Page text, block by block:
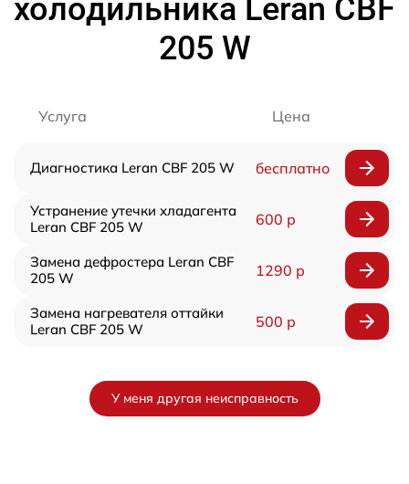
холодильника Leran CBF
205 W
Услуга Цена
Диагностика Leran CBF 205 W бесплатно
Устранение утечки хладагента
Leran CBF 205 W
600 р
Замена дефростера Leran CBF
205 W
1290 р
Замена нагревателя оттайки
Leran CBF 205 W
500 р
У меня другая неисправность